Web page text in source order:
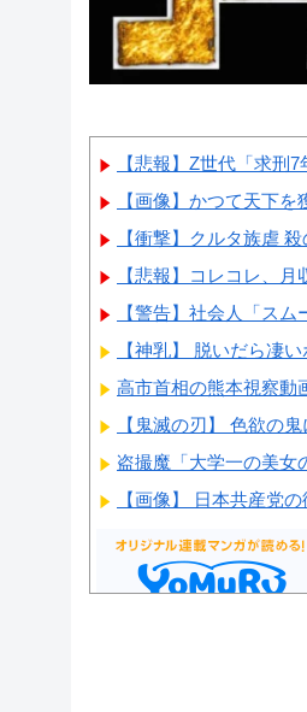
【悲報】Z世代「求刑
【画像】かつて天下
【衝撃】クルタ族虐
【悲報】コレコレ、
【警告】社会人「ス
【神乳】 脱いだら凄
高市首相の熊本視察動
【鬼滅の刃】 色欲の
盗撮魔「大学一の美
【画像】 日本共産党